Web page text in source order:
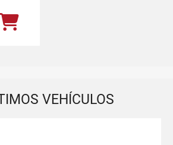
VEHÍCULOS